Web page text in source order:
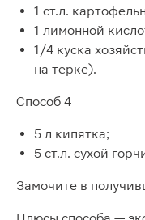
1 ст.л.
1 лимонной
1/4 куска
на терке).
Способ 4
5 л кипятка;
5 ст.л. сухой
Замочите в